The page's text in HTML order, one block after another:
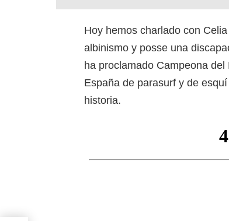
Hoy hemos charlado con
albinismo y posse una
ha proclamado Campeona
España de parasurf y de
historia.